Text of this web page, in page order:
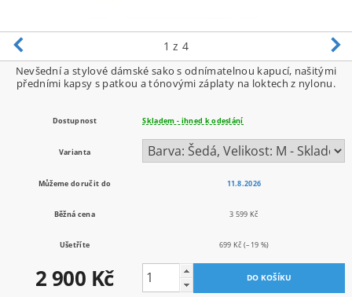
1 z 4
Nevšední a stylové dámské sako s odnímatelnou kapucí, našitými
předními kapsy s patkou a tónovými záplaty na loktech z nylonu.
Dostupnost Skladem - ihned k odeslání
Varianta
Můžeme doručit do 11.8.2026
Běžná cena 3 599 Kč
Ušetříte 699 Kč (–19 %)
2 900 Kč